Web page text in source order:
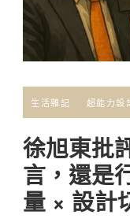
生活雜記 超能力設
徐旭東批
言，還是
量 × 設計